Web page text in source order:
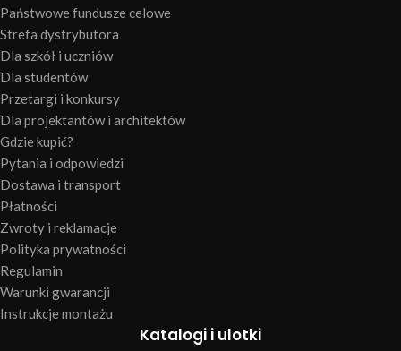
Państwowe fundusze celowe
Strefa dystrybutora
Dla szkół i uczniów
Dla studentów
Przetargi i konkursy
Dla projektantów i architektów
Gdzie kupić?
Pytania i odpowiedzi
Dostawa i transport
Płatności
Zwroty i reklamacje
Polityka prywatności
Regulamin
Warunki gwarancji
Instrukcje montażu
Katalogi i ulotki